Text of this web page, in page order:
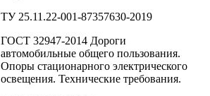
ТУ 25.11.22-001-87357630-2019
ГОСТ 32947-2014 Дороги
автомобильные общего пользования.
Опоры стационарного электрического
освещения. Технические требования.